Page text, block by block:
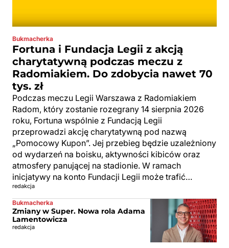
Bukmacherka
Fortuna i Fundacja Legii z akcją
charytatywną podczas meczu z
Radomiakiem. Do zdobycia nawet 70
tys. zł
Podczas meczu Legii Warszawa z Radomiakiem
Radom, który zostanie rozegrany 14 sierpnia 2026
roku, Fortuna wspólnie z Fundacją Legii
przeprowadzi akcję charytatywną pod nazwą
„Pomocowy Kupon”. Jej przebieg będzie uzależniony
od wydarzeń na boisku, aktywności kibiców oraz
atmosfery panującej na stadionie. W ramach
inicjatywy na konto Fundacji Legii może trafić…
redakcja
Bukmacherka
Zmiany w Super. Nowa rola Adama
Lamentowicza
redakcja